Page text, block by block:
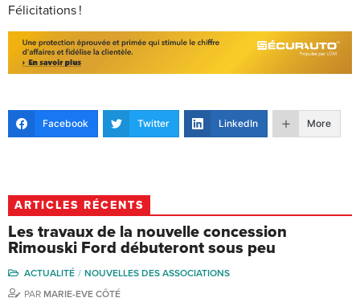
Félicitations !
Facebook Twitter LinkedIn More
ARTICLES RÉCENTS
Les travaux de la nouvelle concession
Rimouski Ford débuteront sous peu
ACTUALITÉ
NOUVELLES DES ASSOCIATIONS
PAR MARIE-EVE CÔTÉ